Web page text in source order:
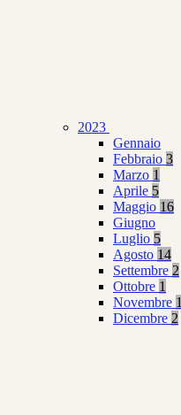
2023
Gennaio
Febbraio 3
Marzo 1
Aprile 5
Maggio 16
Giugno
Luglio 5
Agosto 14
Settembre 2
Ottobre 1
Novembre 1
Dicembre 2